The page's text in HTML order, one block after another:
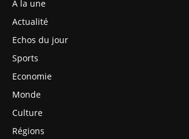
A la une
Actualité
Echos du jour
Sports
Economie
Monde
Culture
Régions